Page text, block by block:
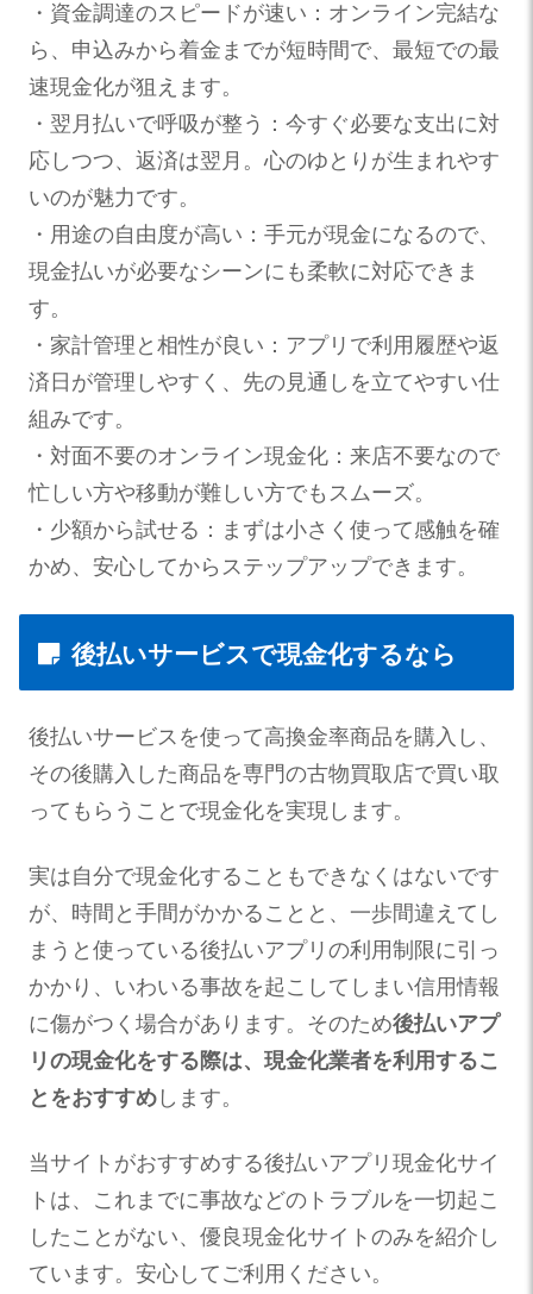
・資金調達のスピードが速い：オンライン完結な
ら、申込みから着金までが短時間で、最短での最
速現金化が狙えます。
・翌月払いで呼吸が整う：今すぐ必要な支出に対
応しつつ、返済は翌月。心のゆとりが生まれやす
いのが魅力です。
・用途の自由度が高い：手元が現金になるので、
現金払いが必要なシーンにも柔軟に対応できま
す。
・家計管理と相性が良い：アプリで利用履歴や返
済日が管理しやすく、先の見通しを立てやすい仕
組みです。
・対面不要のオンライン現金化：来店不要なので
忙しい方や移動が難しい方でもスムーズ。
・少額から試せる：まずは小さく使って感触を確
かめ、安心してからステップアップできます。
後払いサービスで現金化するなら
後払いサービスを使って高換金率商品を購入し、
その後購入した商品を専門の古物買取店で買い取
ってもらうことで現金化を実現します。
実は自分で現金化することもできなくはないです
が、時間と手間がかかることと、一歩間違えてし
まうと使っている後払いアプリの利用制限に引っ
かかり、いわいる事故を起こしてしまい信用情報
に傷がつく場合があります。そのため後払いアプ
リの現金化をする際は、現金化業者を利用するこ
とをおすすめ します。
当サイトがおすすめする後払いアプリ現金化サイ
トは、これまでに事故などのトラブルを一切起こ
したことがない、優良現金化サイトのみを紹介し
ています。安心してご利用ください。